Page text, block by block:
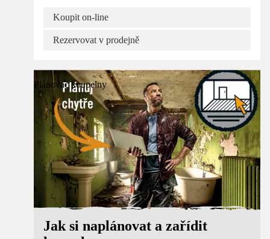
Koupit on-line
Rezervovat v prodejně
Plánovač koupelny
Jak si naplánovat a zařídit